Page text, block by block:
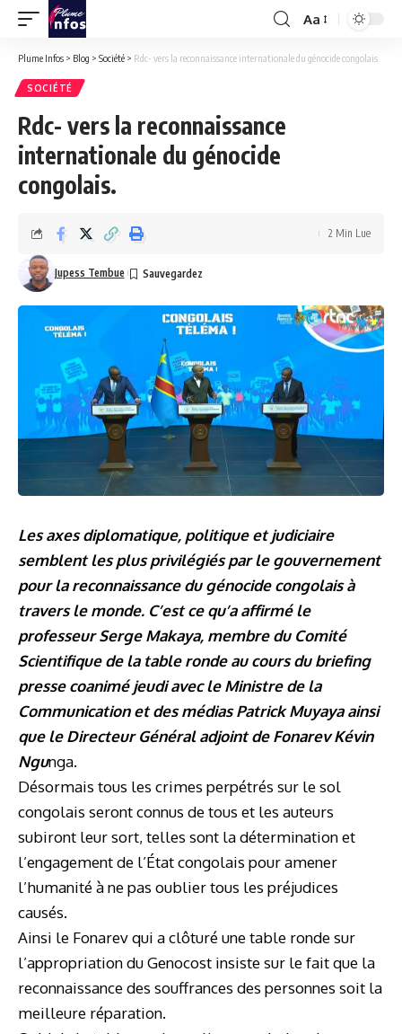
Font
Resizer
Aa
Plume Infos > Blog > Société > Rdc- vers la reconnaissance internationale du génocide congolais.
SOCIÉTÉ
Rdc- vers la reconnaissance
internationale du génocide
congolais.
Jupess Tembue
2 Min Lue
Les axes diplomatique, politique et judiciaire
semblent les plus privilégiés par le gouvernement
pour la reconnaissance du génocide congolais à
travers le monde. C’est ce qu’a affirmé le
professeur Serge Makaya, membre du Comité
Scientifique de la table ronde au cours du briefing
presse coanimé jeudi avec le Ministre de la
Communication et des médias Patrick Muyaya ainsi
que le Directeur Général adjoint de Fonarev Kévin
Ngunga.
Désormais tous les crimes perpétrés sur le sol
congolais seront connus de tous et les auteurs
subiront leur sort, telles sont la détermination et
l’engagement de l’État congolais pour amener
l’humanité à ne pas oublier tous les préjudices
causés.
Ainsi le Fonarev qui a clôturé une table ronde sur
l’appropriation du Genocost insiste sur le fait que la
reconnaissance des souffrances des personnes soit la
meilleure réparation.